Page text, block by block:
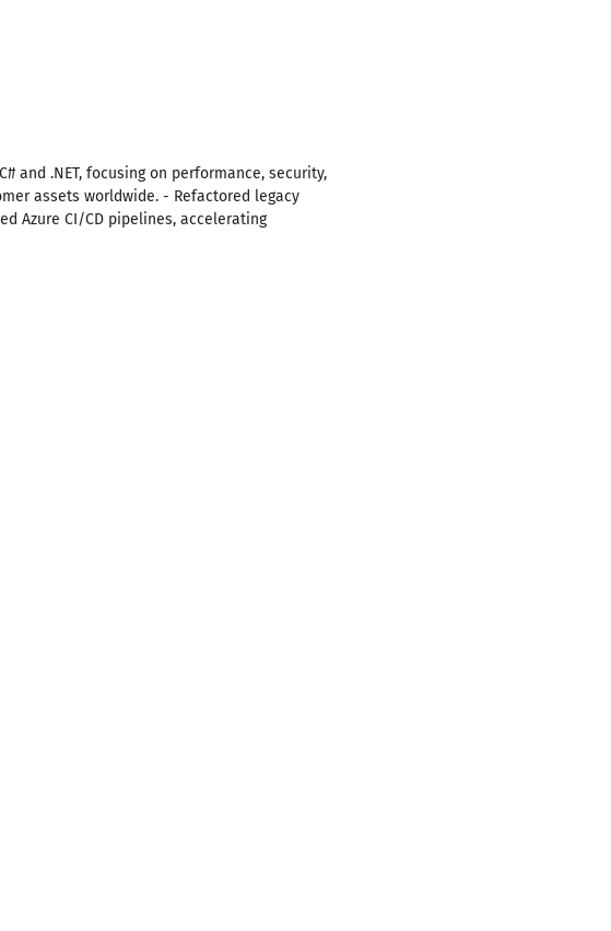
and .NET, focusing on performance, security,
assets worldwide. - Refactored legacy
Azure CI/CD pipelines, accelerating